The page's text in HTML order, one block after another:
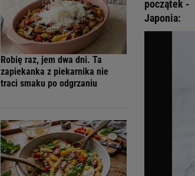
Robię raz, jem dwa dni. Ta
zapiekanka z piekarnika nie
traci smaku po odgrzaniu
początek -
Japonia: